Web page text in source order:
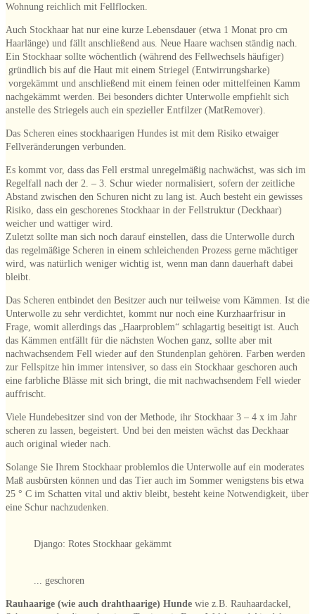
Wohnung reichlich mit Fellflocken.
Auch Stockhaar hat nur eine kurze Lebensdauer (etwa 1 Monat pro cm
Haarlänge) und fällt anschließend aus. Neue Haare wachsen ständig nach.
Ein Stockhaar sollte wöchentlich (während des Fellwechsels häufiger)
gründlich bis auf die Haut mit einem Striegel (Entwirrungsharke)
vorgekämmt und anschließend mit einem feinen oder mittelfeinen Kamm
nachgekämmt werden. Bei besonders dichter Unterwolle empfiehlt sich
anstelle des Striegels auch ein spezieller Entfilzer (MatRemover).
Das Scheren eines stockhaarigen Hundes ist mit dem Risiko etwaiger
Fellveränderungen verbunden.
Es kommt vor, dass das Fell erstmal unregelmäßig nachwächst, was sich im
Regelfall nach der 2. – 3. Schur wieder normalisiert, sofern der zeitliche
Abstand zwischen den Schuren nicht zu lang ist. Auch besteht ein gewisses
Risiko, dass ein geschorenes Stockhaar in der Fellstruktur (Deckhaar)
weicher und wattiger wird.
Zuletzt sollte man sich noch darauf einstellen, dass die Unterwolle durch
das regelmäßige Scheren in einem schleichenden Prozess gerne mächtiger
wird, was natürlich weniger wichtig ist, wenn man dann dauerhaft dabei
bleibt.
Das Scheren entbindet den Besitzer auch nur teilweise vom Kämmen. Ist die
Unterwolle zu sehr verdichtet, kommt nur noch eine Kurzhaarfrisur in
Frage, womit allerdings das „Haarproblem“ schlagartig beseitigt ist. Auch
das Kämmen entfällt für die nächsten Wochen ganz, sollte aber mit
nachwachsendem Fell wieder auf den Stundenplan gehören. Farben werden
zur Fellspitze hin immer intensiver, so dass ein Stockhaar geschoren auch
eine farbliche Blässe mit sich bringt, die mit nachwachsendem Fell wieder
auffrischt.
Viele Hundebesitzer sind von der Methode, ihr Stockhaar 3 – 4 x im Jahr
scheren zu lassen, begeistert. Und bei den meisten wächst das Deckhaar
auch original wieder nach.
Solange Sie Ihrem Stockhaar problemlos die Unterwolle auf ein moderates
Maß ausbürsten können und das Tier auch im Sommer wenigstens bis etwa
25 ° C im Schatten vital und aktiv bleibt, besteht keine Notwendigkeit, über
eine Schur nachzudenken.
Django: Rotes Stockhaar gekämmt
... geschoren
Rauhaarige (wie auch drahthaarige) Hunde wie z.B. Rauhaardackel,